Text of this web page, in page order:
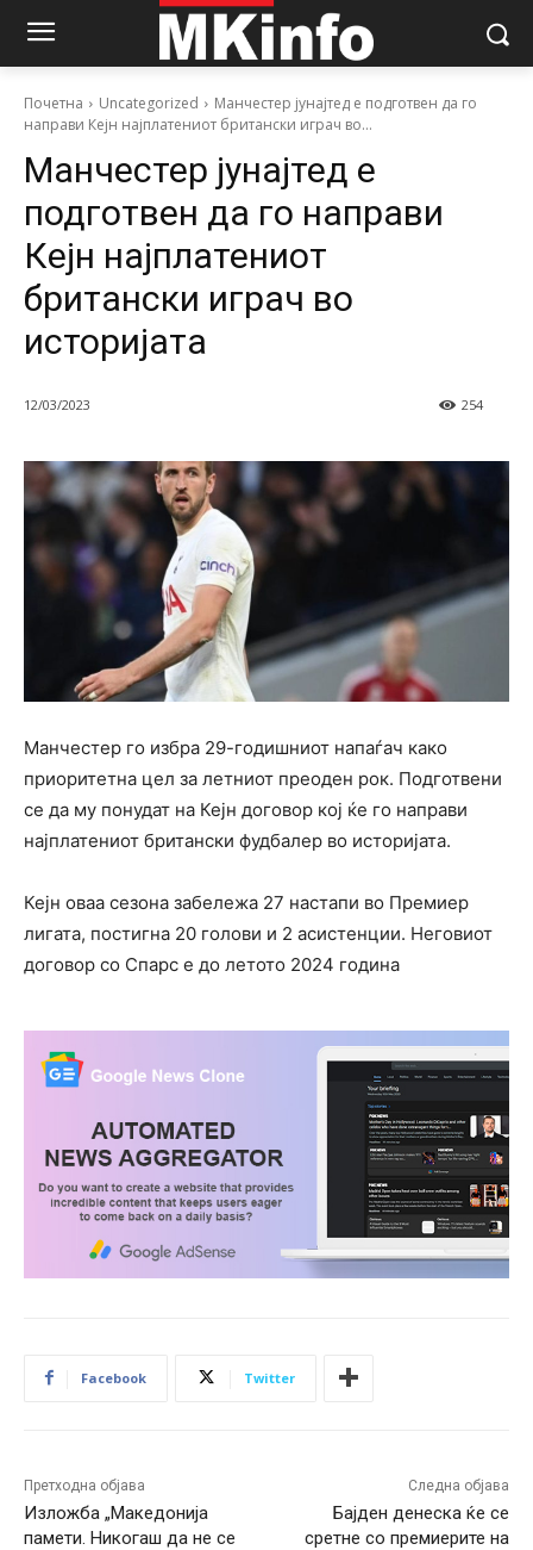
Почетна Uncategorized
Манчестер јунајтед е подготвен да го
направи Кејн најплатениот британски играч во...
Манчестер јунајтед е
подготвен да го направи
Кејн најплатениот
британски играч во
историјата
12/03/2023 254
Манчестер го избра 29-годишниот напаѓач како
приоритетна цел за летниот преоден рок. Подготвени
се да му понудат на Кејн договор кој ќе го направи
најплатениот британски фудбалер во историјата.
Кејн оваа сезона забележа 27 настапи во Премиер
лигата, постигна 20 голови и 2 асистенции. Неговиот
договор со Спарс е до летото 2024 година
Facebook Twitter
Претходна објава
Изложба „Македонија
памети. Никогаш да не се
Следна објава
Бајден денеска ќе се
сретне со премиерите на